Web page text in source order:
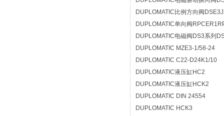
DUPLOMATIC比例方向阀
DUPLOMATIC单向阀
DUPLOMATIC电磁阀DS3系列
DUPLOMATIC MZE3-1/58-24
DUPLOMATIC C22-D24K1/10
DUPLOMATIC液压缸HC2
DUPLOMATIC液压缸HCK2
DUPLOMATIC DIN 24554
DUPLOMATIC HCK3